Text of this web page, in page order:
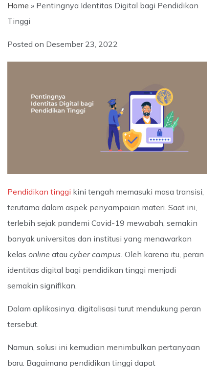
Home » Pentingnya Identitas Digital bagi Pendidikan
Tinggi
Posted on Desember 23, 2022
Pendidikan tinggi kini tengah memasuki masa transisi,
terutama dalam aspek penyampaian materi. Saat ini,
terlebih sejak pandemi Covid-19 mewabah, semakin
banyak universitas dan institusi yang menawarkan
kelas online atau cyber campus. Oleh karena itu, peran
identitas digital bagi pendidikan tinggi menjadi
semakin signifikan.
Dalam aplikasinya, digitalisasi turut mendukung peran
tersebut.
Namun, solusi ini kemudian menimbulkan pertanyaan
baru. Bagaimana pendidikan tinggi dapat